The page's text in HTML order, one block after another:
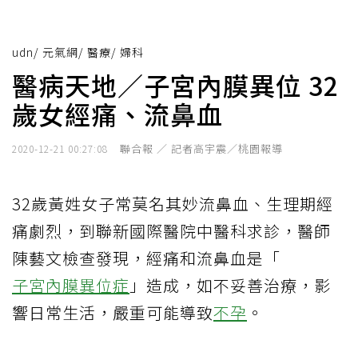
udn/ 元氣網/ 醫療/ 婦科
醫病天地／子宮內膜異位 32
歲女經痛、流鼻血
2020-12-21 00:27:08 聯合報 ／ 記者高宇震／桃園報導
32歲黃姓女子常莫名其妙流鼻血、生理期經
痛劇烈，到聯新國際醫院中醫科求診，醫師
陳藝文檢查發現，經痛和流鼻血是「
子宮內膜異位症 」造成，如不妥善治療，影
響日常生活，嚴重可能導致不孕 。